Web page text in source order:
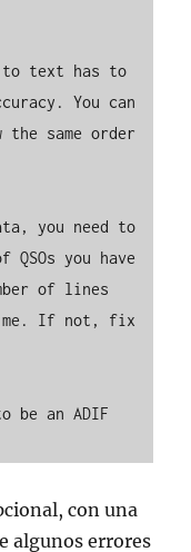
to text has to
You can
same order
you need to
you have
of lines
me. If not, fix
be an ADIF
con una
algunos errores